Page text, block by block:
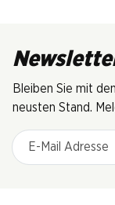
Bleiben Sie mit
neusten Stand.
E-Mail Adresse